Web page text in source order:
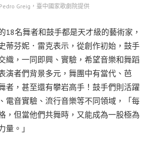
Greig，臺中國家歌劇院提供
18名舞者和鼓手都是天才級的藝術家，
蒂芬妮．雷克表示，從創作初始，鼓手
織，一同即興、實驗，希望音樂和舞蹈
演者們背景多元，舞團中有當代、芭
者，甚至還有攀岩高手！鼓手們則活躍
電音實驗、流行音樂等不同領域，「每
，但當他們共舞時，又能成為一股極為
量。」